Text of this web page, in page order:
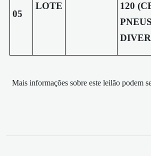
05
LOTE
120
Mais informações sobre este leilão podem